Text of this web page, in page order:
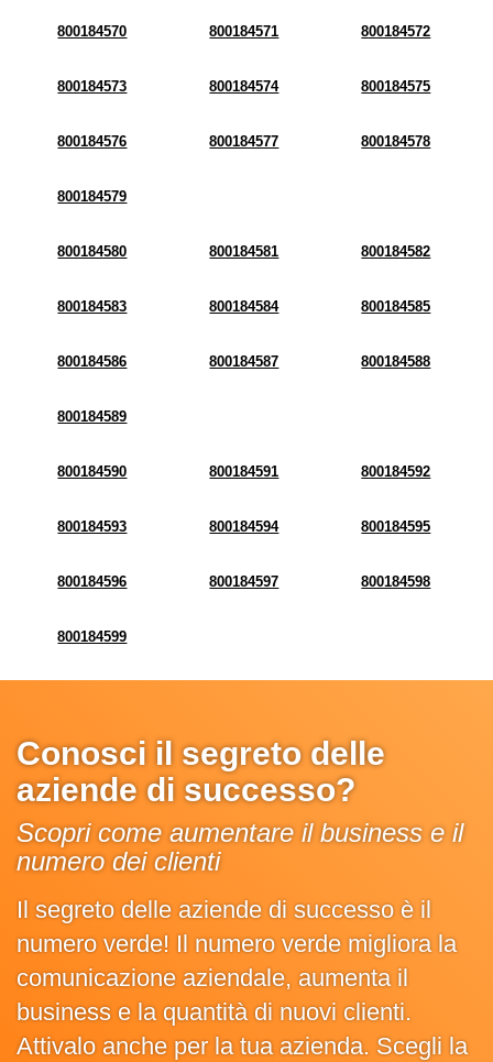
800184570 800184571 800184572
800184573 800184574 800184575
800184576 800184577 800184578
800184579
800184580 800184581 800184582
800184583 800184584 800184585
800184586 800184587 800184588
800184589
800184590 800184591 800184592
800184593 800184594 800184595
800184596 800184597 800184598
800184599
Conosci il segreto delle
aziende di successo?
Scopri come aumentare il business e il
numero dei clienti
Il segreto delle aziende di successo è il
numero verde! Il numero verde migliora la
comunicazione aziendale, aumenta il
business e la quantità di nuovi clienti.
Attivalo anche per la tua azienda. Scegli la